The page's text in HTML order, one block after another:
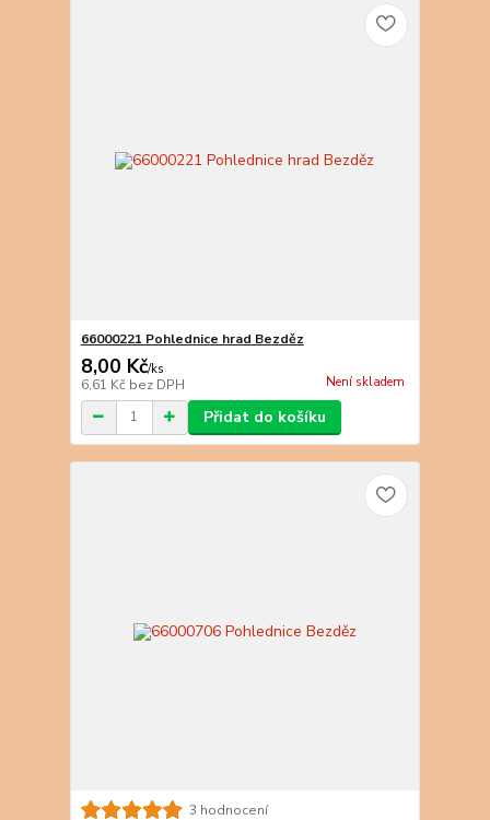
66000221 Pohlednice hrad Bezděz
8,00 Kč/ks
6,61 Kč bez DPH Není skladem
Přidat do košíku
3 hodnocení